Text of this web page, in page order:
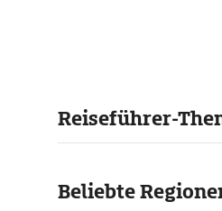
Reiseführer-
Beliebte